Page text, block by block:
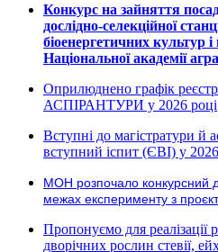
Конкурс на зайняття
дослідно-селекційної
біоенергетичних культур
Національної академії
Оприлюднено графік
АСПІРАНТУРИ у 2026 році
Вступні до магістратури й
вступний іспит (ЄВІ) у
МОН розпочало конкурсний
межах експерименту з
Пропонуємо для реалізації
дворічних рослин стевії,